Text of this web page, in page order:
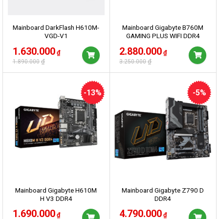
Mainboard DarkFlash H610M-
VGD-V1
1.890.000 ₫
Giá
gốc
là:
1.890.000₫.
1.630.000 ₫
Giá
hiện
tại
là:
Mainboard Gigabyte B760M
GAMING PLUS WIFI DDR4
3.250.000 ₫
Giá
gốc
là:
3.250.000₫.
2.880.000 ₫
Giá
hiện
tại
là:
-13%
Mainboard Gigabyte H610M
H V3 DDR4
Giá
1.690.000 ₫
Giá
-5%
Mainboard Gigabyte Z790 D
DDR4​
Giá
4.790.000 ₫
Giá